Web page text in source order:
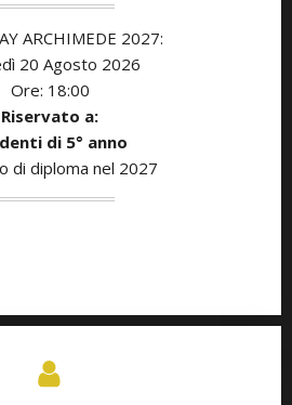
ARCHIMEDE 2027:
20 Agosto 2026
Ore: 18:00
Riservato a:
di 5° anno
di diploma nel 2027